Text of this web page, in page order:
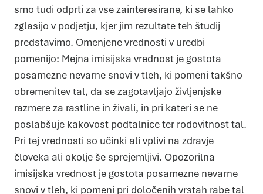
smo tudi odprti za vse zainteresirane, ki se lahko
zglasijo v podjetju, kjer jim rezultate teh študij
predstavimo. Omenjene vrednosti v uredbi
pomenijo: Mejna imisijska vrednost je gostota
posamezne nevarne snovi v tleh, ki pomeni takšno
obremenitev tal, da se zagotavljajo življenjske
razmere za rastline in živali, in pri kateri se ne
poslabšuje kakovost podtalnice ter rodovitnost tal.
Pri tej vrednosti so učinki ali vplivi na zdravje
človeka ali okolje še sprejemljivi. Opozorilna
imisijska vrednost je gostota posamezne nevarne
snovi v tleh, ki pomeni pri določenih vrstah rabe tal